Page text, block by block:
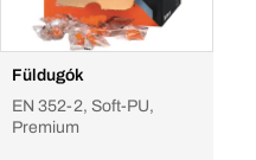
Füldugók
EN 352-2, Soft-PU,
Premium